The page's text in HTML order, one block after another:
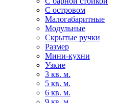
С островом
Малогабаритные
Модульные
Скрытые ручки
Размер
Мини-кухни
Узкие
3 кв. м.
5 кв. м.
6 кв. м.